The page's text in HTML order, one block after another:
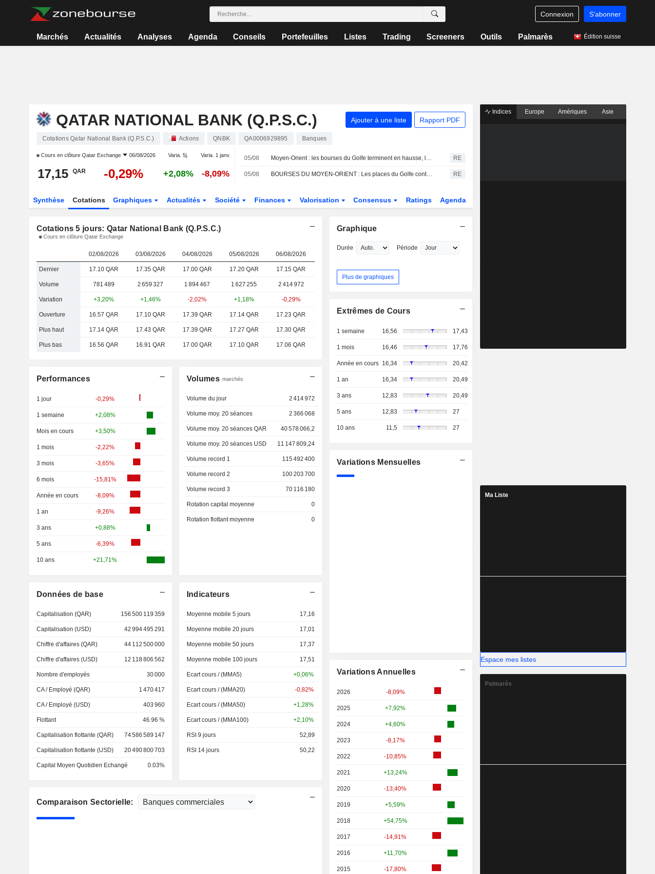
Connexion S'abonner
Marchés Actualités Analyses Agenda Conseils Portefeuilles Listes Trading Screeners Outils Palmarès Édition suisse
QATAR NATIONAL BANK (Q.P.S.C.) Ajouter à une liste Rapport PDF
Cotations Qatar National Bank (Q.P.S.C.) Actions QNBK QA0006929895 Banques
Cours en clôture Qatar Exchange 06/08/2026 Varia. 5j. Varia. 1 janv.
17,15 QAR -0,29% +2,08% -8,09%
05/08 Moyen-Orient : les bourses du Golfe terminent en hausse, les investisseurs guettent des signes de progrès dans les discussions entre les États-Unis et l'Iran RE
05/08 BOURSES DU MOYEN-ORIENT : Les places du Golfe contrastées dans l'attente de clarifications sur les discussions USA-Iran RE
Synthèse Cotations Graphiques Actualités Société Finances Valorisation Consensus Ratings Agenda
Cotations 5 jours: Qatar National Bank (Q.P.S.C.)
Cours en clôture Qatar Exchange
02/08/2026 03/08/2026 04/08/2026 05/08/2026 06/08/2026
Dernier 17.10 QAR 17.35 QAR 17.00 QAR 17.20 QAR 17.15 QAR
Volume 781 489 2 659 327 1 894 467 1 627 255 2 414 972
Variation +3,20% +1,46% -2,02% +1,18% -0,29%
Ouverture 16.57 QAR 17.10 QAR 17.39 QAR 17.14 QAR 17.23 QAR
Plus haut 17.14 QAR 17.43 QAR 17.39 QAR 17.27 QAR 17.30 QAR
Plus bas 16.56 QAR 16.91 QAR 17.00 QAR 17.10 QAR 17.06 QAR
Performances
1 jour -0,29%
1 semaine +2,08%
Mois en cours +3,50%
1 mois -2,22%
3 mois -3,65%
6 mois -15,81%
Année en cours -8,09%
1 an -9,26%
3 ans +0,88%
5 ans -6,39%
10 ans +21,71%
Volumes marchés
Volume du jour 2 414 972
Volume moy. 20 séances 2 366 068
Volume moy. 20 séances QAR 40 578 066,2
Volume moy. 20 séances USD 11 147 809,24
Volume record 1 115 492 400
Volume record 2 100 203 700
Volume record 3 70 116 180
Rotation capital moyenne 0
Rotation flottant moyenne 0
Données de base
Capitalisation (QAR) 156 500 119 359
Capitalisation (USD) 42 994 495 291
Chiffre d'affaires (QAR) 44 112 500 000
Chiffre d'affaires (USD) 12 118 806 562
Nombre d'employés 30 000
CA / Employé (QAR) 1 470 417
CA / Employé (USD) 403 960
Flottant 46.96 %
Capitalisation flottante (QAR) 74 586 589 147
Capitalisation flottante (USD) 20 490 800 703
Capital Moyen Quotidien Echangé 0.03%
Indicateurs
Moyenne mobile 5 jours 17,16
Moyenne mobile 20 jours 17,01
Moyenne mobile 50 jours 17,37
Moyenne mobile 100 jours 17,51
Ecart cours / (MMA5) +0,06%
Ecart cours / (MMA20) -0,82%
Ecart cours / (MMA50) +1,28%
Ecart cours / (MMA100) +2,10%
RSI 9 jours 52,89
RSI 14 jours 50,22
Comparaison Sectorielle:
Graphique
Durée Période
Plus de graphiques
Extrêmes de Cours
1 semaine 16,56 17,43
1 mois 16,46 17,76
Année en cours 16,34 20,42
1 an 16,34 20,49
3 ans 12,83 20,49
5 ans 12,83 27
10 ans 11,5 27
Variations Mensuelles
Variations Annuelles
2026 -8,09%
2025 +7,92%
2024 +4,60%
2023 -8,17%
2022 -10,85%
2021 +13,24%
2020 -13,40%
2019 +5,59%
2018 +54,75%
2017 -14,91%
2016 +11,70%
2015 -17,80%
Indices Europe Amériques Asie
Ma Liste
Espace mes listes
Palmarès